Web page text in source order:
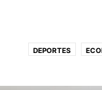
DEPORTES